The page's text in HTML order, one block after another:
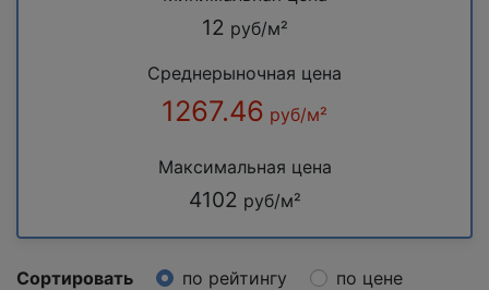
12 руб/м²
Среднерыночная цена
1267.46 руб/м²
Максимальная цена
4102 руб/м²
Сортировать по рейтингу
по цене